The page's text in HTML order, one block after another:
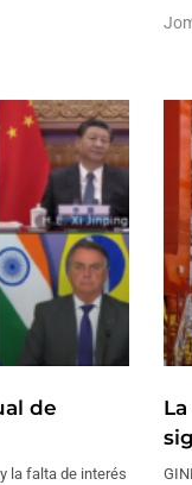
de
la falta de interés